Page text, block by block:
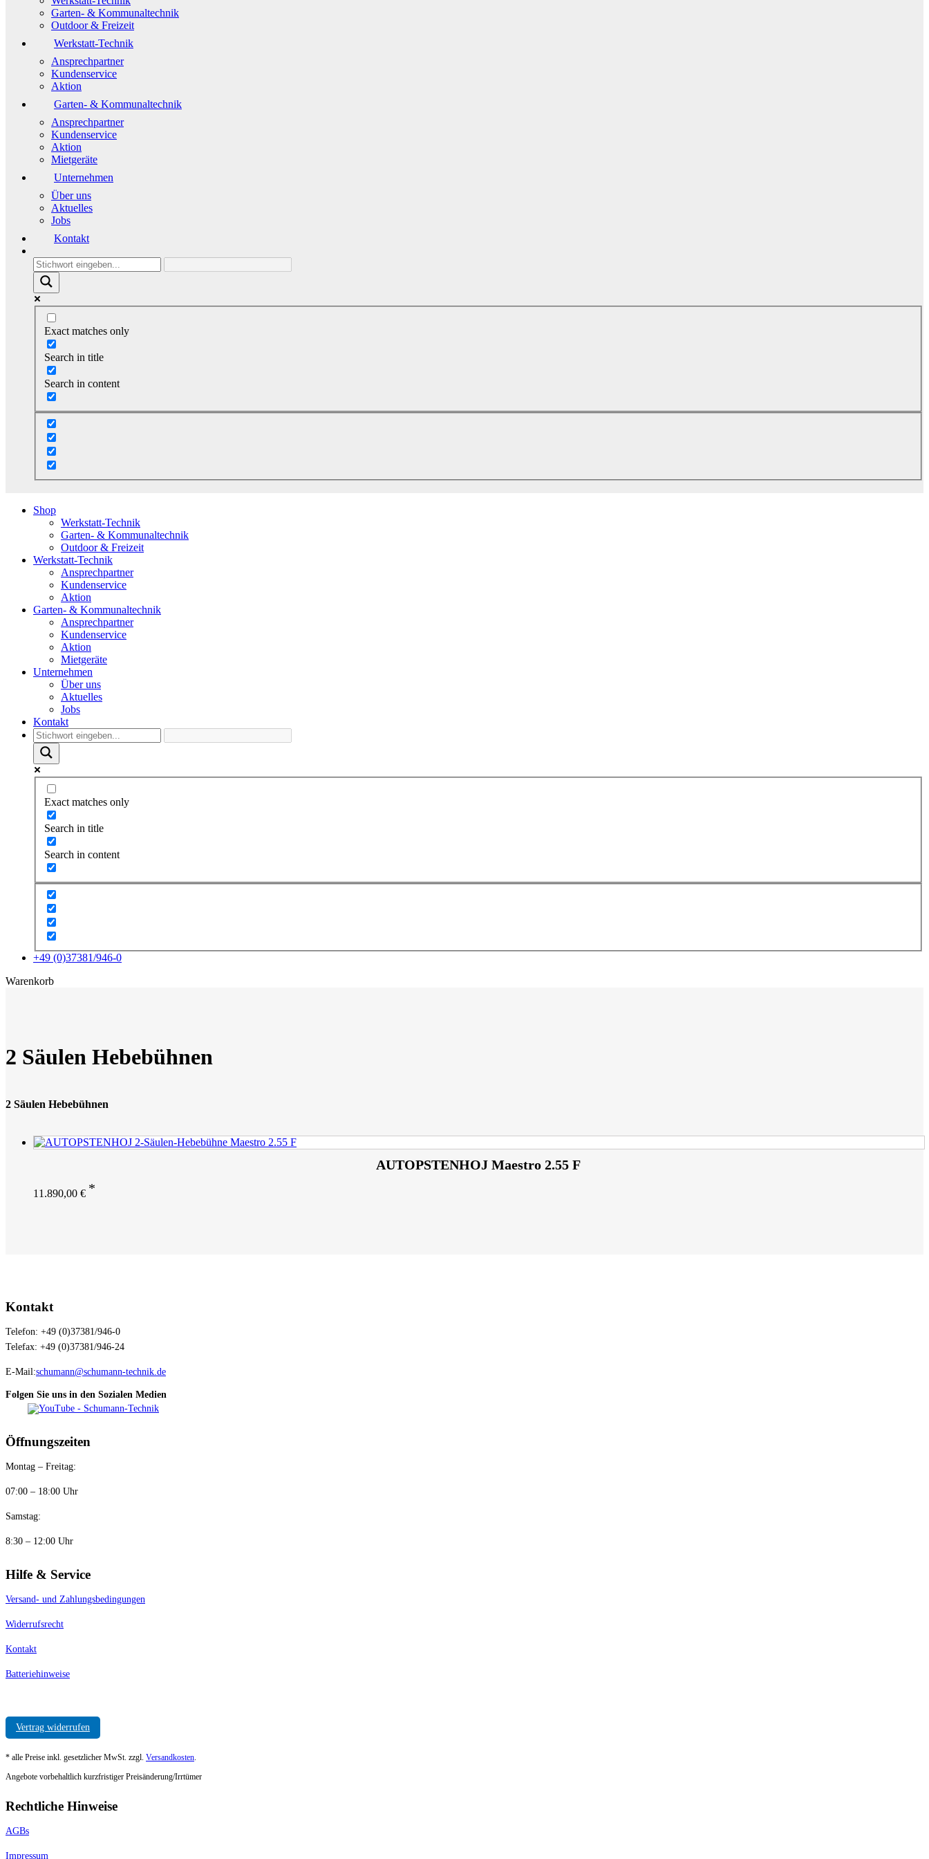
Garten- & Kommunaltechnik
Outdoor & Freizeit
Werkstatt-Technik
Ansprechpartner
Kundenservice
Aktion
Garten- & Kommunaltechnik
Ansprechpartner
Kundenservice
Aktion
Mietgeräte
Unternehmen
Über uns
Aktuelles
Jobs
Kontakt
Exact matches only
Search in title
Search in content
Shop
Werkstatt-Technik
Garten- & Kommunaltechnik
Outdoor & Freizeit
Werkstatt-Technik
Ansprechpartner
Kundenservice
Aktion
Garten- & Kommunaltechnik
Ansprechpartner
Kundenservice
Aktion
Mietgeräte
Unternehmen
Über uns
Aktuelles
Jobs
Kontakt
Exact matches only
Search in title
Search in content
+49 (0)37381/946-0
Warenkorbx
2 Säulen Hebebühnen
2 Säulen Hebebühnen
AUTOPSTENHOJ Maestro 2.55 F
11.890,00 €
Kontakt
Telefon: +49 (0)37381/946-0
Telefax: +49 (0)37381/946-24
E-Mail:schumann@schumann-technik.de
Folgen Sie uns in den Sozialen Medien
Öffnungszeiten
Montag – Freitag:
07:00 – 18:00 Uhr
Samstag:
8:30 – 12:00 Uhr
Hilfe & Service
Versand- und Zahlungsbedingungen
Widerrufsrecht
Kontakt
Batteriehinweise
Vertrag widerrufen
* alle Preise inkl. gesetzlicher MwSt. zzgl. Versandkosten
Angebote vorbehaltlich kurzfristiger Preisänderung/Irrtümer
Rechtliche Hinweise
AGBs
Impressum